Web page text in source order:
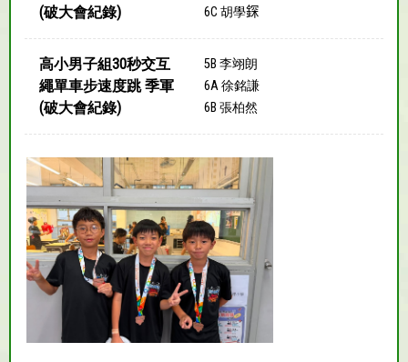
(破大會紀錄)
6C 胡學𨨥
高小男子組30秒交互
繩單車步速度跳 季軍
(破大會紀錄)
5B 李翊朗
6A 徐銘謙
6B 張柏然